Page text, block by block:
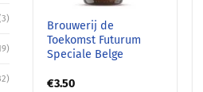
Brouwerij de
Toekomst Futurum
Speciale Belge
€3.50